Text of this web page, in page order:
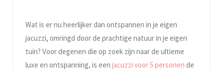
Wat is er nu heerlijker dan ontspannen in je eigen
jacuzzi, omringd door de prachtige natuur in je eigen
tuin? Voor degenen die op zoek zijn naar de ultieme
luxe en ontspanning, is een jacuzzi voor 5 personen de